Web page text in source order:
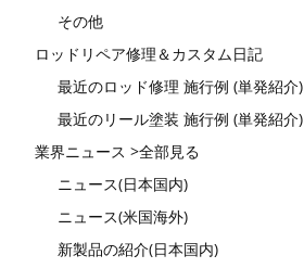
その他
ロッドリペア修理＆カスタム日記
最近のロッド修理 施行例 (単発紹介)
最近のリール塗装 施行例 (単発紹介)
業界ニュース >全部見る
ニュース(日本国内)
ニュース(米国海外)
新製品の紹介(日本国内)